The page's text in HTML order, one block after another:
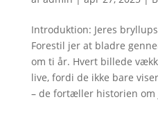
Introduktion: Jeres
Forestil jer at bladre
om ti år. Hvert billede
live, fordi de ikke bare
– de fortæller historien om